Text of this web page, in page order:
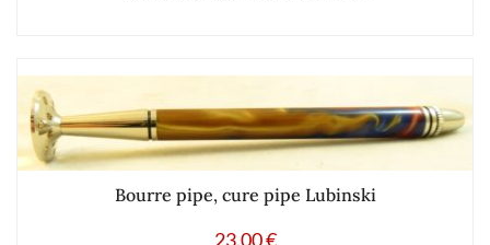
Bourre pipe, cure pipe Lubinski
23.00€